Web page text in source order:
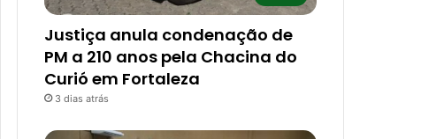
Justiça anula condenação de
PM a 210 anos pela Chacina do
Curió em Fortaleza
3 dias atrás